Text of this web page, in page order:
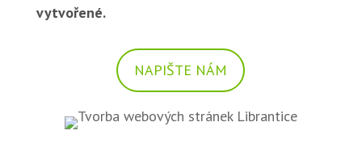
vytvořené.
NAPIŠTE NÁM